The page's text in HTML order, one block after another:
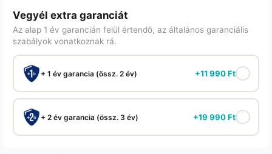
Vegyél extra garanciát
Az alap 1 év garancián felül értendő, az általános garanciális
szabályok vonatkoznak rá.
+ 1 év garancia (össz. 2 év) +11 990Ft
+ 2 év garancia (össz. 3 év) +19 990Ft